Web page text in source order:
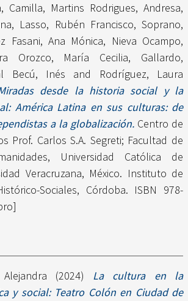
Camilla, Martins Rodrigues, Andresa,
, Lasso, Rubén Francisco,Soprano,
Fasani, Ana Mónica, Nieva Ocampo,
Orozco, María Cecilia, Gallardo,
Becú, Inés and
Rodríguez, Laura
desde la historia social y la
América Latina en sus culturas: de
a la globalización. Centro de
Prof. Carlos S.A. Segreti; Facultad de
Universidad Católica de
Veracruzana, México. Instituto de
Sociales, Córdoba. ISBN 978-
(2024) La cultura en la
y social: Teatro Colón en Ciudad de